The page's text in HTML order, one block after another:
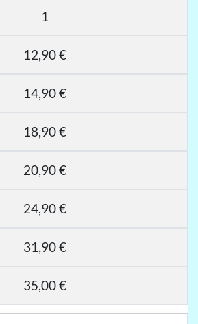
1
12,90 €
14,90 €
18,90 €
20,90 €
24,90 €
31,90 €
35,00 €